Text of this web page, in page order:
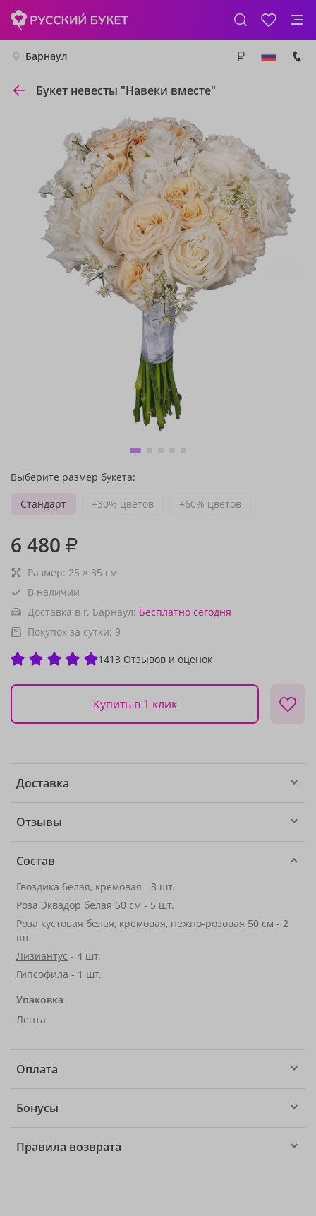
Барнаул
Букет невесты "Навеки вместе"
Выберите размер букета:
Стандарт
+30% цветов +60% цветов
6 480 ₽
Размер: 25 × 35 см
В наличии
Доставка в г. Барнаул: Бесплатно сегодня
Покупок за сутки: 9
1413 Отзывов и оценок
Купить в 1 клик
Доставка
Отзывы
Состав
Гвоздика белая, кремовая - 3 шт.
Роза Эквадор белая 50 см - 5 шт.
Роза кустовая белая, кремовая, нежно-розовая 50 см - 2
шт.
Лизиантус - 4 шт.
Гипсофила - 1 шт.
Упаковка
Лента
Оплата
Бонусы
Правила возврата